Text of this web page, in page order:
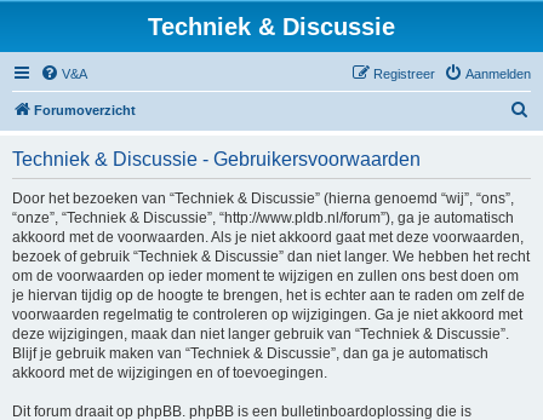
Techniek & Discussie
V&A Aanmelden
Registreer
Forumoverzicht
Techniek & Discussie - Gebruikersvoorwaarden
Door het bezoeken van “Techniek & Discussie” (hierna genoemd “wij”, “ons”,
“onze”, “Techniek & Discussie”, “http://www.pldb.nl/forum”), ga je automatisch
akkoord met de voorwaarden. Als je niet akkoord gaat met deze voorwaarden,
bezoek of gebruik “Techniek & Discussie” dan niet langer. We hebben het recht
om de voorwaarden op ieder moment te wijzigen en zullen ons best doen om
je hiervan tijdig op de hoogte te brengen, het is echter aan te raden om zelf de
voorwaarden regelmatig te controleren op wijzigingen. Ga je niet akkoord met
deze wijzigingen, maak dan niet langer gebruik van “Techniek & Discussie”.
Blijf je gebruik maken van “Techniek & Discussie”, dan ga je automatisch
akkoord met de wijzigingen en of toevoegingen.
Dit forum draait op phpBB. phpBB is een bulletinboardoplossing die is